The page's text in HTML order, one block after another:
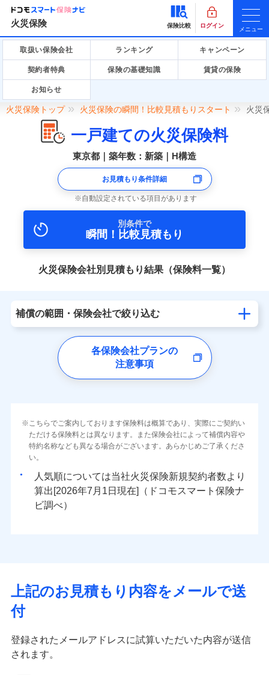
火災保険 保険比較 ログイン
メニュー
取扱い保険会社 ランキング キャンペーン
契約者特典 保険の基礎知識 賃貸の保険
お知らせ
火災保険トップ 火災保険の瞬間！比較見積もりスタート 火災
一戸建ての火災保険料
東京都｜築年数：新築｜H構造
お見積もり条件詳細
自動設定されている項目があります
別条件で
瞬間！比較見積もり
火災保険会社別見積もり結果（保険料一覧）
補償の範囲・保険会社で絞り込む
各保険会社プランの
注意事項
こちらでご案内しております保険料は概算であり、実際にご契約い
ただける保険料とは異なります。また保険会社によって補償内容や
特約名称なども異なる場合がございます。あらかじめご了承くださ
い。
人気順については当社
新規契約者数より
算出[
年 月
日現在]（ドコモスマート保険ナ
ビ調べ）
上記のお見積もり内容をメールで送
付
登録されたメールアドレスに試算いただいた内容が送信
されます。